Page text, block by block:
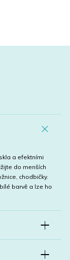
a efektními
do menších
chodbičky.
barvě a lze ho